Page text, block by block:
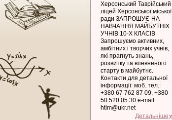
Херсонський Таврійський
ліцей Херсонської міської
ради ЗАПРОШУЄ НА
НАВЧАННЯ МАЙБУТНІХ
УЧНІВ 10-Х КЛАСІВ
Запрошуємо активних,
амбітних і творчих учнів,
які прагнуть знань,
розвитку та впевненого
старту в майбутнє.
Контакти для детальної
інформації: моб. тел.:
+380 67 762 87 09, +380
50 520 05 30 e-mail:
htlm@ukr.net
Детальніше